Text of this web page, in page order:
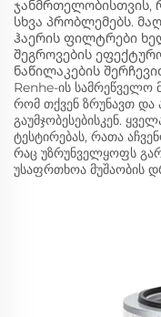
ჯანმრთელობისთვის,
სხვა პრობლემებს.
ჰაერის ფილტრები
შეგროვების
ნაწილაკების
Renhe-ის სამრეწველო
რომ თქვენ ზრუნავთ და
გაუმჯობესებისკენ.
ტესტირებას, რათა
რაც უზრუნველყოფს
უსაფრთხოა მუშაობის